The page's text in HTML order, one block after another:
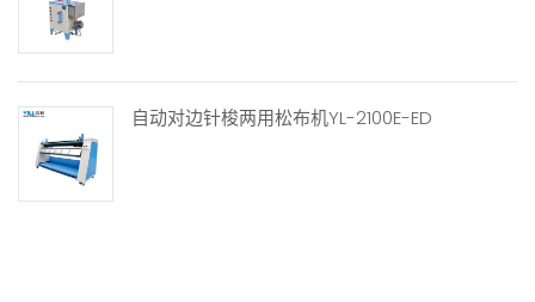
自动对边针梭两用松布机YL-2100E-ED